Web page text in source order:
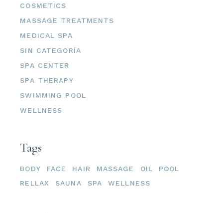
COSMETICS
MASSAGE TREATMENTS
MEDICAL SPA
SIN CATEGORÍA
SPA CENTER
SPA THERAPY
SWIMMING POOL
WELLNESS
Tags
BODY FACE HAIR MASSAGE OIL
POOL
RELLAX
SAUNA SPA WELLNESS